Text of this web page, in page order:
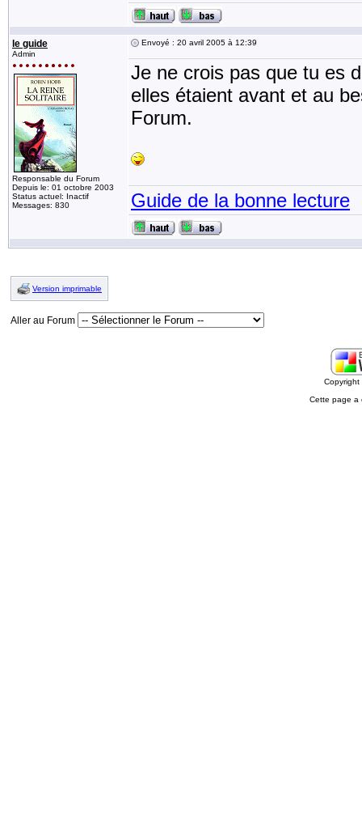
le guide
Admin
Responsable du Forum
Depuis le: 01 octobre 2003
Status actuel: Inactif
Messages: 830
Envoyé : 20 avril 2005 à 12:39
Je ne crois pas que tu es
elles étaient avant et au
Forum.
Guide de la bonne lecture
Version imprimable
Aller au Forum
Cette page a